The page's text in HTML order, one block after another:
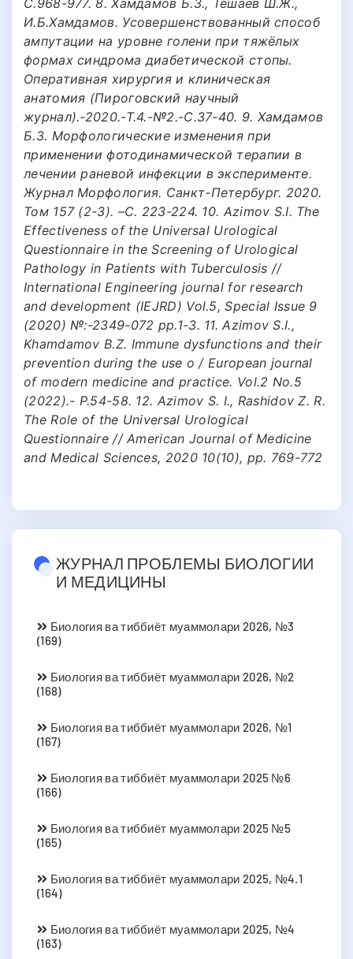
И.Б.Хамдамов. Усовершенствованный способ
ампутации на уровне голени при тяжёлых
формах синдрома диабетической стопы.
Оперативная хирургия и клиническая
анатомия (Пироговский научный
журнал).-2020.-Т.4.-№2.-С.37-40. 9. Хамдамов
Б.З. Морфологические изменения при
применении фотодинамической терапии в
лечении раневой инфекции в эксперименте.
Журнал Морфология. Санкт-Петербург. 2020.
Том 157 (2-3). –С. 223-224. 10. Azimov S.I. The
Effectiveness of the Universal Urological
Questionnaire in the Screening of Urological
Pathology in Patients with Tuberculosis //
International Engineering journal for research
and development (IEJRD) Vol.5, Special Issue 9
(2020) №:-2349-072 pp.1-3. 11. Azimov S.I.,
Khamdamov B.Z. Immune dysfunctions and their
prevention during the use o / European journal
of modern medicine and practice. Vol.2 No.5
(2022).- P.54-58. 12. Azimov S. I., Rashidov Z. R.
The Role of the Universal Urological
Questionnaire // American Journal of Medicine
and Medical Sciences, 2020 10(10), pp. 769-772
ЖУРНАЛ ПРОБЛЕМЫ БИОЛОГИИ
И МЕДИЦИНЫ
Биология ва тиббиёт муаммолари 2026, №3
(169)
Биология ва тиббиёт муаммолари 2026, №2
(168)
Биология ва тиббиёт муаммолари 2026, №1
(167)
Биология ва тиббиёт муаммолари 2025 №6
(166)
Биология ва тиббиёт муаммолари 2025 №5
(165)
Биология ва тиббиёт муаммолари 2025, №4.1
(164)
Биология ва тиббиёт муаммолари 2025, №4
(163)